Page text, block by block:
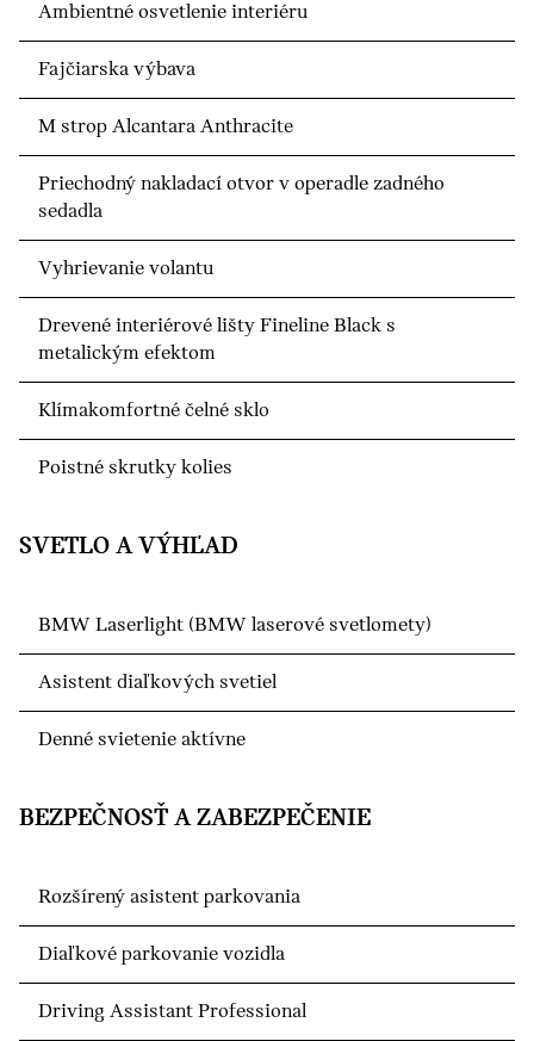
Ambientné osvetlenie interiéru
Fajčiarska výbava
M strop Alcantara Anthracite
Priechodný nakladací otvor v operadle zadného
sedadla
Vyhrievanie volantu
Drevené interiérové lišty Fineline Black s
metalickým efektom
Klímakomfortné čelné sklo
Poistné skrutky kolies
SVETLO A VÝHĽAD
BMW Laserlight (BMW laserové svetlomety)
Asistent diaľkových svetiel
Denné svietenie aktívne
BEZPEČNOSŤ A ZABEZPEČENIE
Rozšírený asistent parkovania
Diaľkové parkovanie vozidla
Driving Assistant Professional